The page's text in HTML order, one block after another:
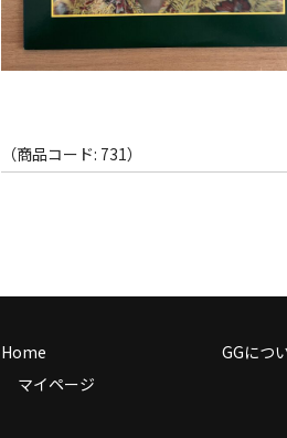
（商品コード: 731）
Home
マイページ
GGにつ